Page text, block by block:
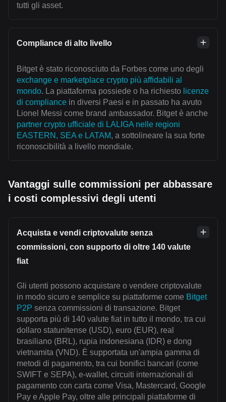
tutti gli asset.
Compliance di alto livello
Bitget è stato riconosciuto da Forbes come uno degli
exchange e marketplace crypto più affidabili al
mondo. La piattaforma possiede o ha richiesto licenze
di compliance in diversi Paesi e in passato ha avuto
Lionel Messi come brand ambassador. Bitget è anche
partner crypto ufficiale di LALIGA nelle regioni
EASTERN, SEA e LATAM, a sottolineare la sua forte
riconoscibilità a livello mondiale.
Vantaggi sulle commissioni per abbassare
i costi complessivi degli utenti
Acquista e vendi criptovalute senza
commissioni, con supporto di oltre 140 valute
fiat
Gli utenti possono acquistare o vendere criptovalute
in modo sicuro e semplice su piattaforme come Bitget
P2P senza commissioni di transazione. Bitget
supporta più di 140 valute fiat in tutto il mondo, tra cui
dollaro statunitense (USD), euro (EUR), real
brasiliano (BRL), rupia indonesiana (IDR) e dong
vietnamita (VND). È supportata un'ampia gamma di
metodi di pagamento, tra cui bonifici bancari (come
SWIFT e SEPA), e-wallet, circuiti internazionali di
pagamento con carta come Visa, Mastercard, Google
Pay e Apple Pay, oltre alle principali piattaforme di